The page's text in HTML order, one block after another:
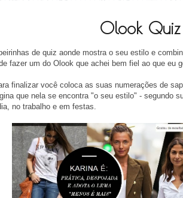
Olook Quiz
de quiz aonde mostra o seu estilo e
fazer um do Olook que achei bem fiel ao que eu
finalizar você coloca as suas numerações de
que nela se encontra "o seu estilo" - segundo
no trabalho e em festas.